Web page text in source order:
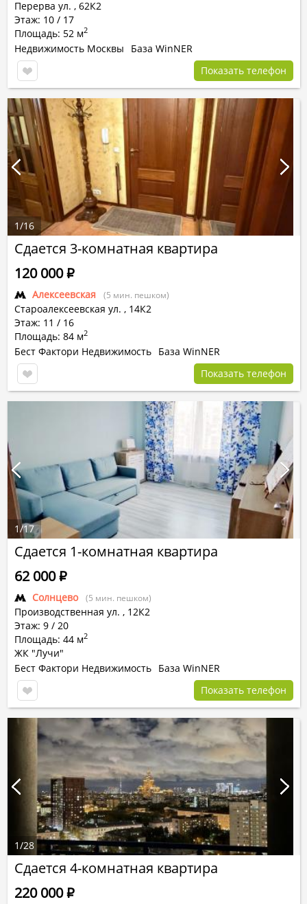
Перерва ул. , 62К2
Этаж: 10 / 17
Площадь: 52 м2
Недвижимость Москвы
База WinNER
Показать телефон
Сдается 3-комнатная квартира
Алексеевская (5 мин. пешком)
Староалексеевская ул. , 14К2
Этаж: 11 / 16
Площадь: 84 м2
120 000Р
Бест Фактори Недвижимость База WinNER
Показать телефон
1/16
Сдается 1-комнатная квартира
Солнцево (5 мин. пешком)
Производственная ул. , 12К2
Этаж: 9 / 20
Площадь: 44 м2
ЖК "Лучи"
62 000Р
Бест Фактори Недвижимость База WinNER
Показать телефон
1/17
Сдается 4-комнатная квартира
220 000Р
1/28